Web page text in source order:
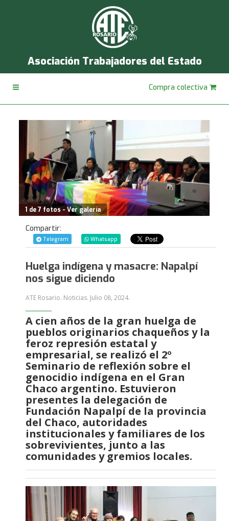
Asociación Trabajadores del Estado
Compra colectiva
1 de 7 fotos - Ver galería
Compartir:
Telegram Whatsapp
Huelga indígena y masacre: Napalpí
nos sigue diciendo
ATE Rosario. Noticias. Julio 08, 2024.
A cien años de la gran huelga de
pueblos originarios chaqueños y la
feroz represión estatal y
empresarial, se realizó el 2º
Seminario de reflexión sobre el
genocidio indígena en el Gran
Chaco argentino. Estuvieron
presentes la delegación de
Fundación Napalpí de la provincia
del Chaco, autoridades
institucionales y familiares de los
sobrevivientes, junto a las
comunidades y gremios locales.